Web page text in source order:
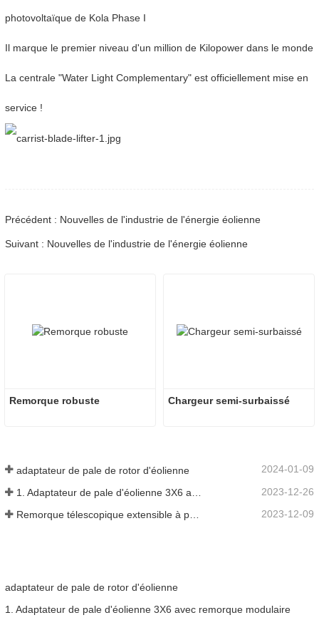
photovoltaïque de Kola Phase I
Il marque le premier niveau d'un million de Kilopower dans le monde
La centrale "Water Light Complementary" est officiellement mise en
service !
Précédent : Nouvelles de l'industrie de l'énergie éolienne
Suivant : Nouvelles de l'industrie de l'énergie éolienne
Remorque robuste Chargeur semi-surbaissé
adaptateur de pale de rotor d'éolienne 2024-01-09
2023-12-26
Remorque télescopique extensible à pales de turbine à vent 2023-12-09
adaptateur de pale de rotor d'éolienne
1. Adaptateur de pale d'éolienne 3X6 avec remorque modulaire